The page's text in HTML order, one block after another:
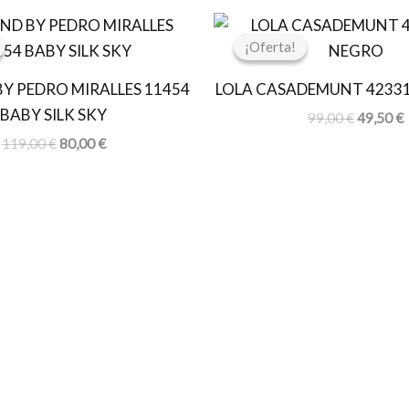
PEDRO MIRALLES 11454
BABY SILK SKY
119,00€
El
original
119,00 €.
80,00€
El
actual
80,00 €.
¡Oferta!
¡Oferta!
LOLA CASADEMUNT
99,00€
El
original
99,00 €.
49,50€